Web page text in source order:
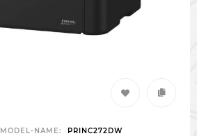
MODEL-NAME: PRINC272DW